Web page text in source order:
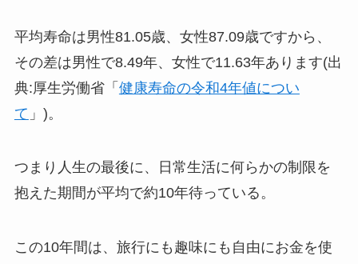
平均寿命は男性81.05歳、女性87.09歳ですから、
その差は男性で8.49年、女性で11.63年あります(出
典:厚生労働省「 健康寿命の令和4年値につい
て 」)。
つまり人生の最後に、日常生活に何らかの制限を
抱えた期間が平均で約10年待っている。
この10年間は、旅行にも趣味にも自由にお金を使